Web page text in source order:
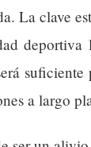
La clave
a largo